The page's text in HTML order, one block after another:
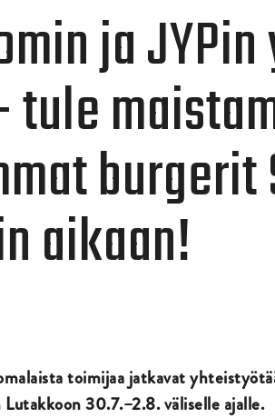
ja
aikaan!
toimijaa jatkavat
30.7.–2.8. väliselle ajalle.